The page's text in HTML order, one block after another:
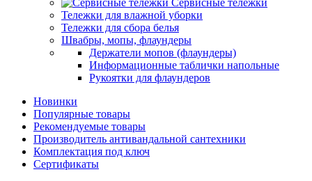
Сервисные тележки
Тележки для влажной уборки
Тележки для сбора белья
Швабры, мопы, флаундеры
Держатели мопов (флаундеры)
Информационные таблички напольные
Рукоятки для флаундеров
Новинки
Популярные товары
Рекомендуемые товары
Производитель антивандальной сантехники
Комплектация под ключ
Сертификаты